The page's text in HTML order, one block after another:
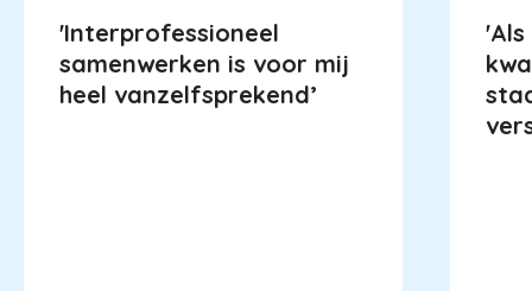
'Interprofessioneel
samenwerken is voor mij
heel vanzelfsprekend’
'Als